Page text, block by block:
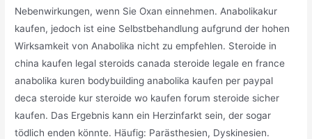
Nebenwirkungen, wenn Sie Oxan einnehmen. Anabolikakur
kaufen, jedoch ist eine Selbstbehandlung aufgrund der hohen
Wirksamkeit von Anabolika nicht zu empfehlen. Steroide in
china kaufen legal steroids canada steroide legale en france
anabolika kuren bodybuilding anabolika kaufen per paypal
deca steroide kur steroide wo kaufen forum steroide sicher
kaufen. Das Ergebnis kann ein Herzinfarkt sein, der sogar
tödlich enden könnte. Häufig: Parästhesien, Dyskinesien.